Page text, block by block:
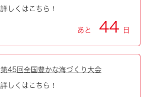
詳しくはこちら！
あと 44 日
第45回全国豊かな海づくり大会
詳しくはこちら！